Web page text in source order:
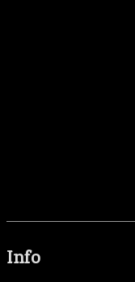
Info